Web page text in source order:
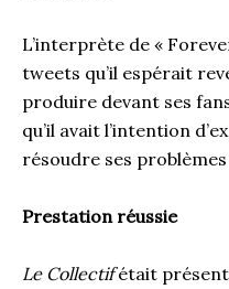
L’interprète de «
tweets qu’il espérait
produire devant ses
qu’il avait l’intention
résoudre ses problèmes
Prestation réussie
Le Collectifétait